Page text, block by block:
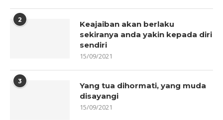
2
Keajaiban akan berlaku
sekiranya anda yakin kepada diri
sendiri
15/09/2021
3
Yang tua dihormati, yang muda
disayangi
15/09/2021